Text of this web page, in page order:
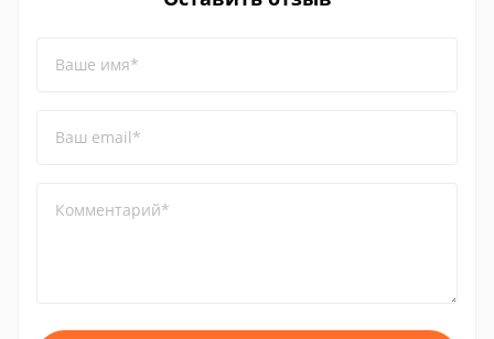
Ваше имя*
Ваш email*
Комментарий*